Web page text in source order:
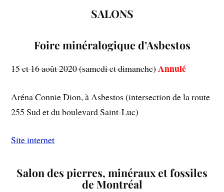
SALONS
Foire minéralogique d’Asbestos
15 et 16 août 2020 (samedi et dimanche)Annulé
Aréna Connie Dion, à Asbestos (intersection de la route
255 Sud et du boulevard Saint-Luc)
Site internet
Salon des pierres, minéraux et fossiles
de Montréal